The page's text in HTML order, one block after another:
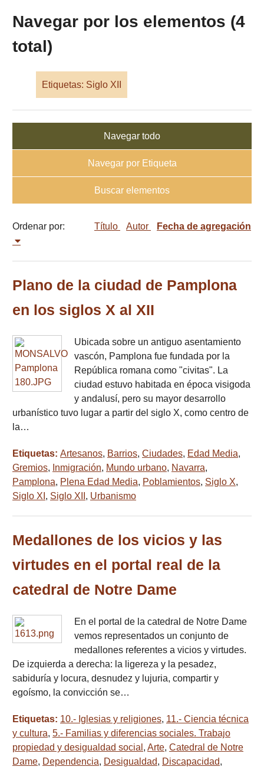
Navegar por los elementos (4
total)
Etiquetas: Siglo XII
Navegar todo
Navegar por Etiqueta
Buscar elementos
Ordenar por: Título Autor Fecha de agregación
Plano de la ciudad de Pamplona
en los siglos X al XII
Ubicada sobre un antiguo asentamiento
vascón, Pamplona fue fundada por la
República romana como "civitas". La
ciudad estuvo habitada en época visigoda
y andalusí, pero su mayor desarrollo
urbanístico tuvo lugar a partir del siglo X, como centro de
la…
Etiquetas: Artesanos, Barrios, Ciudades, Edad Media,
Gremios, Inmigración, Mundo urbano, Navarra,
Pamplona, Plena Edad Media, Poblamientos, Siglo X,
Siglo XI , Siglo XII , Urbanismo
Medallones de los vicios y las
virtudes en el portal real de la
catedral de Notre Dame
En el portal de la catedral de Notre Dame
vemos representados un conjunto de
medallones referentes a vicios y virtudes.
De izquierda a derecha: la ligereza y la pesadez,
sabiduría y locura, desnudez y lujuria, compartir y
egoísmo, la convicción se…
Etiquetas: 10.- Iglesias y religiones, 11.- Ciencia técnica
y cultura, 5.- Familias y diferencias sociales. Trabajo
propiedad y desigualdad social , Arte, Catedral de Notre
Dame, Dependencia, Desigualdad, Discapacidad,